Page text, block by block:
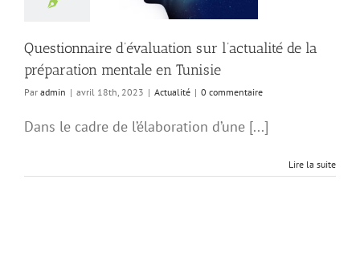
Questionnaire d’évaluation sur l’actualité de la
préparation mentale en Tunisie
Par admin | avril 18th, 2023 | Actualité | 0 commentaire
Dans le cadre de l’élaboration d’une [...]
Lire la suite